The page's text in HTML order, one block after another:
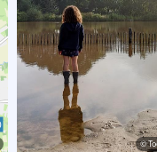
©